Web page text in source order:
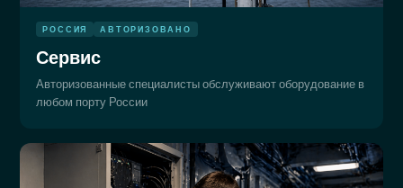
РОССИЯ АВТОРИЗОВАНО
Сервис
Авторизованные специалисты обслуживают оборудование в
любом порту России